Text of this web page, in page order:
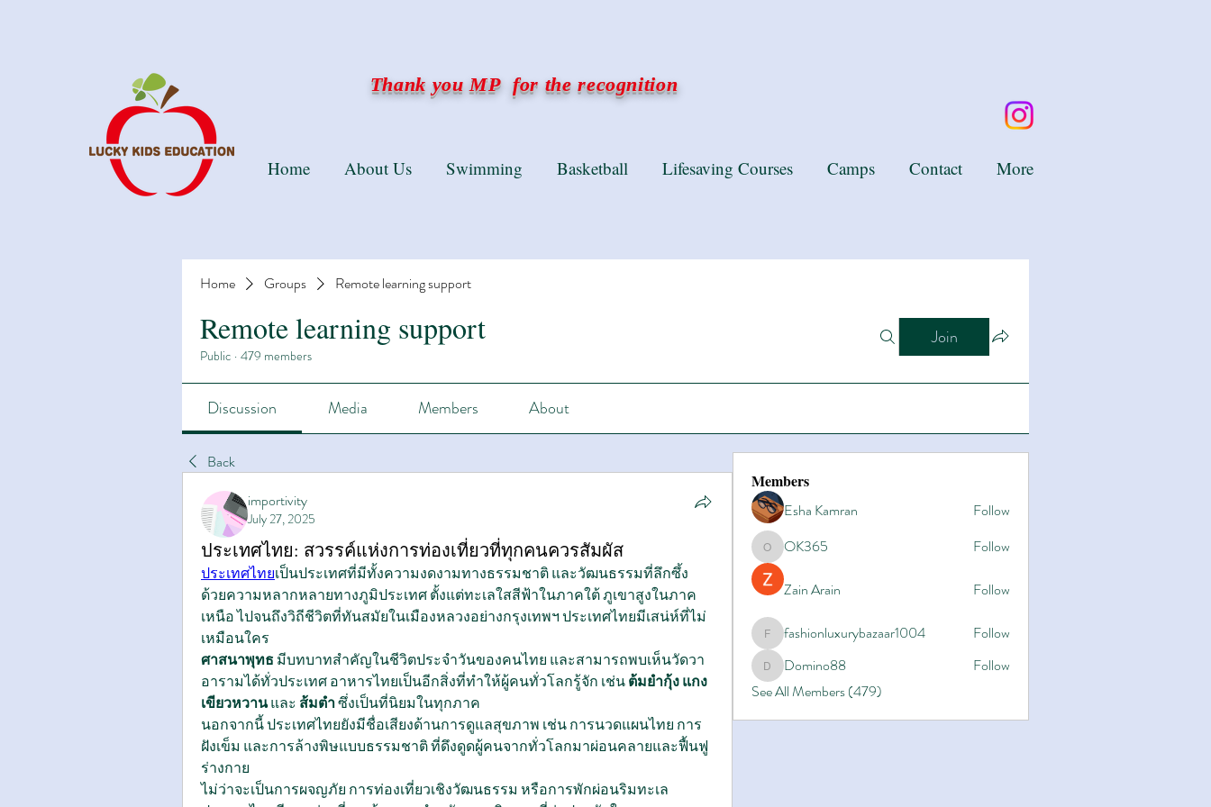
Thank you MP for the recognition
Home Groups Remote learning support
Remote learning support
Public · 479 members
Join
Discussion Media Members About
Back
importivity
July 27, 2025
ประเทศไทย: สวรรค์แห่งการท่องเที่ยวที่ทุกคนควรสัมผัส
ประเทศไทยเป็นประเทศที่มีทั้งความงดงามทางธรรมชาติ และวัฒนธรรมที่ลึกซึ้ง
ด้วยความหลากหลายทางภูมิประเทศ ตั้งแต่ทะเลใสสีฟ้าในภาคใต้ ภูเขาสูงในภาค
เหนือ ไปจนถึงวิถีชีวิตที่ทันสมัยในเมืองหลวงอย่างกรุงเทพฯ ประเทศไทยมีเสน่ห์ที่ไม่
เหมือนใคร
ศาสนาพุทธ มีบทบาทสำคัญในชีวิตประจำวันของคนไทย และสามารถพบเห็นวัดวา
อารามได้ทั่วประเทศ อาหารไทยเป็นอีกสิ่งที่ทำให้ผู้คนทั่วโลกรู้จัก เช่น ต้มยำกุ้งแกง
เขียวหวาน และ ส้มตำ ซึ่งเป็นที่นิยมในทุกภาค
นอกจากนี้ ประเทศไทยยังมีชื่อเสียงด้านการดูแลสุขภาพ เช่น การนวดแผนไทย การ
ฝังเข็ม และการล้างพิษแบบธรรมชาติ ที่ดึงดูดผู้คนจากทั่วโลกมาผ่อนคลายและฟื้นฟู
ร่างกาย
ไม่ว่าจะเป็นการผจญภัย การท่องเที่ยวเชิงวัฒนธรรม หรือการพักผ่อนริมทะเล
Members
Esha Kamran
Follow
OK365OK365 Follow
Zain Arain Follow
fashionluxurybazaar1004
fashionluxurybazaar1004 Follow
Domino88
Domino88
Follow
See All Members (479)
Home About Us Swimming Basketball Lifesaving Courses Camps Contact More